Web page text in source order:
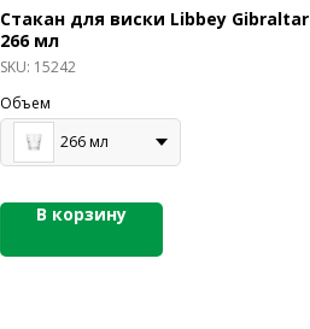
Стакан для виски Libbey Gibraltar
266 мл
SKU: 15242
Объем
266 мл
В корзину